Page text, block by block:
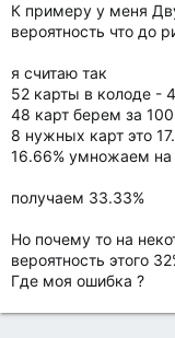
К примеру у меня
вероятность что до
я считаю так
52 карты в колоде -
48 карт берем за
8 нужных карт это
16.66% умножаем на
получаем 33.33%
Но почему то на
вероятность этого
Где моя ошибка ?